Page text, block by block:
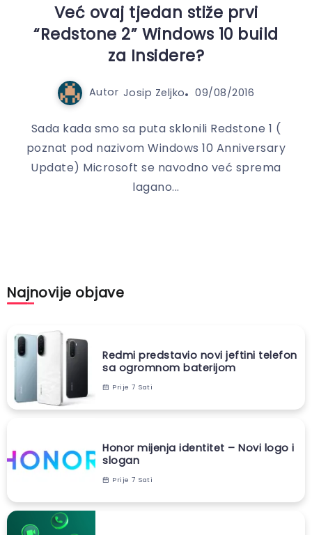
Već ovaj tjedan stiže prvi
“Redstone 2” Windows 10 build
za Insidere?
Autor Josip Zeljko 09/08/2016
Sada kada smo sa puta sklonili Redstone 1 (
poznat pod nazivom Windows 10 Anniversary
Update) Microsoft se navodno već sprema
lagano...
Najnovije objave
Redmi predstavio novi jeftini telefon
sa ogromnom baterijom
Prije 7 Sati
Honor mijenja identitet – Novi logo i
slogan
Prije 7 Sati